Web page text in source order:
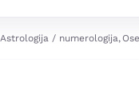
Astrologija / numerologija